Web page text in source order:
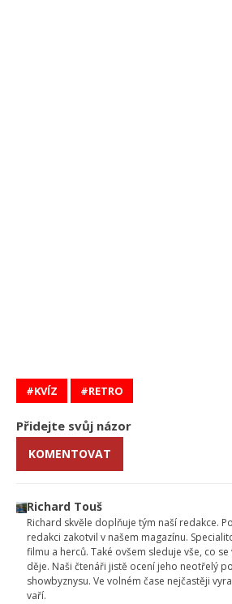
KVÍZ RETRO
Přidejte svůj názor
KOMENTOVAT
Richard Touš
Richard skvěle doplňuje tým naší redakce.
redakci zakotvil v našem magazínu.
filmu a herců. Také ovšem sleduje vše, co
děje. Naši čtenáři jistě ocení jeho neotřelý
showbyznysu. Ve volném čase nejčastěji
vaří.